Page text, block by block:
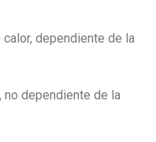
dependiente de la
no dependiente de la